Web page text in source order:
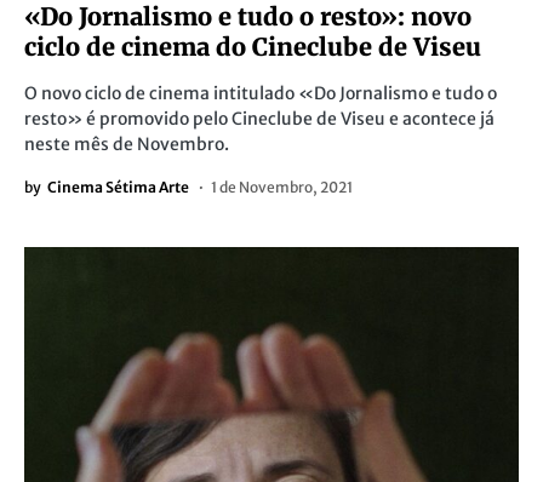
«Do Jornalismo e tudo o resto»: novo
ciclo de cinema do Cineclube de Viseu
O novo ciclo de cinema intitulado «Do Jornalismo e tudo o
resto» é promovido pelo Cineclube de Viseu e acontece já
neste mês de Novembro.
by Cinema Sétima Arte 1 de Novembro, 2021